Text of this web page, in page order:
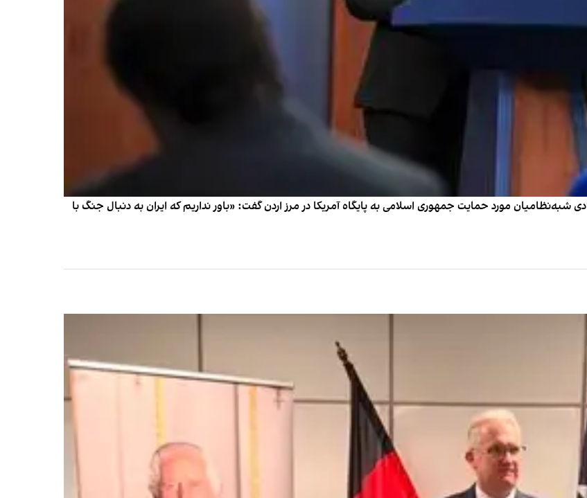
مورد حمایت جمهوری اسلامی به پایگاه آمریکا در مرز اردن گفت: «باور نداریم که ایران به دنبال جنگ با